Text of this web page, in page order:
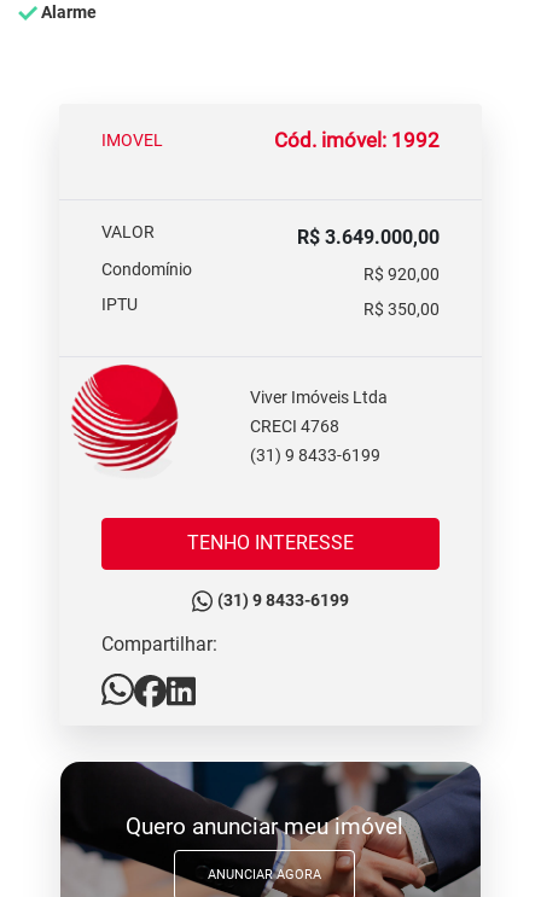
Alarme
IMOVEL Cód. imóvel: 1992
VALOR R$ 3.649.000,00
Condomínio
R$ 920,00
IPTU
R$ 350,00
Viver Imóveis Ltda
CRECI 4768
(31) 9 8433-6199
TENHO INTERESSE
(31) 9 8433-6199
Compartilhar:
Quero anunciar meu imóvel
ANUNCIAR AGORA